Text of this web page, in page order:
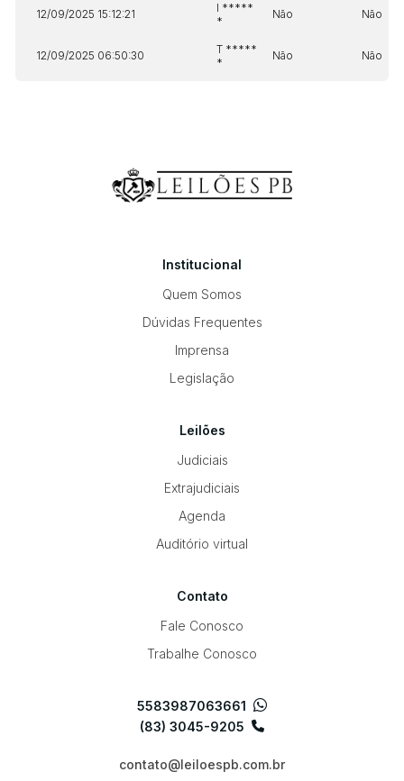
12/09/2025 15:12:21
I *****
*
Não Não
12/09/2025 06:50:30
T *****
*
Não Não
Institucional
Quem Somos
Dúvidas Frequentes
Imprensa
Legislação
Leilões
Judiciais
Extrajudiciais
Agenda
Auditório virtual
Contato
Fale Conosco
Trabalhe Conosco
5583987063661
(83) 3045-9205
contato@leiloespb.com.br